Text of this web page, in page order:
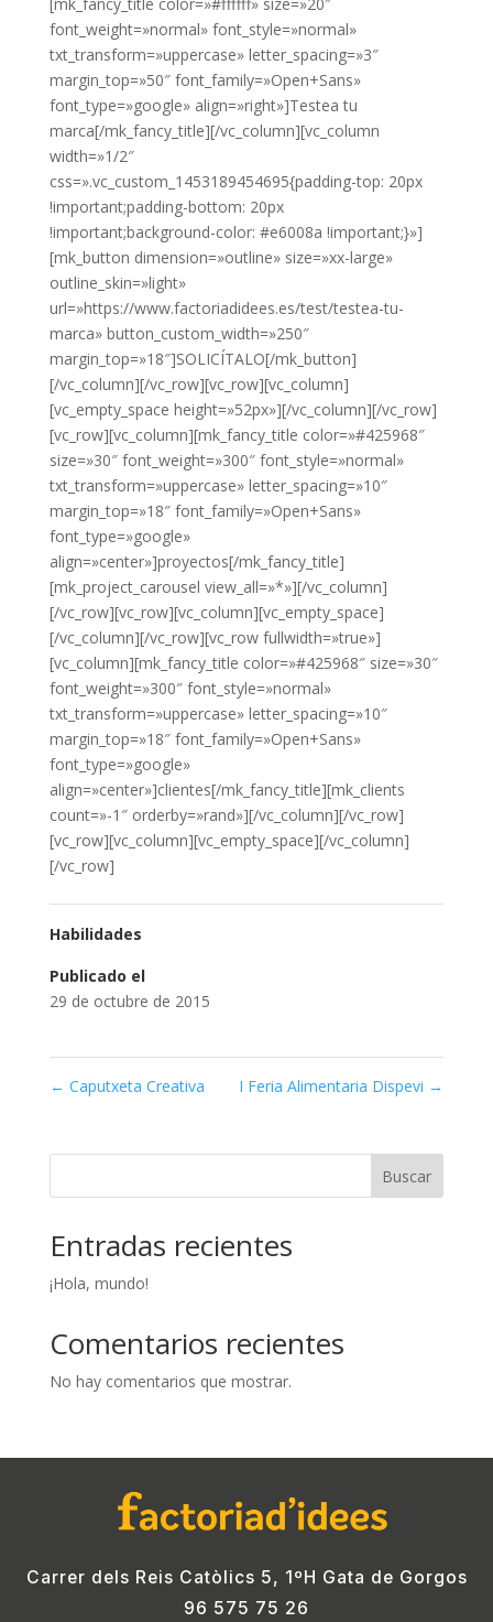
font_weight=»normal» font_style=»normal»
txt_transform=»uppercase» letter_spacing=»3″
margin_top=»50″ font_family=»Open+Sans»
font_type=»google» align=»right»]Testea tu
marca[/mk_fancy_title][/vc_column][vc_column
width=»1/2″
css=».vc_custom_1453189454695{padding-top: 20px
!important;padding-bottom: 20px
!important;background-color: #e6008a !important;}»]
[mk_button dimension=»outline» size=»xx-large»
outline_skin=»light»
url=»https://www.factoriadidees.es/test/testea-tu-
marca» button_custom_width=»250″
margin_top=»18″]SOLICÍTALO[/mk_button]
[/vc_column][/vc_row][vc_row][vc_column]
[vc_empty_space height=»52px»][/vc_column][/vc_row]
[vc_row][vc_column][mk_fancy_title color=»#425968″
size=»30″ font_weight=»300″ font_style=»normal»
txt_transform=»uppercase» letter_spacing=»10″
margin_top=»18″ font_family=»Open+Sans»
font_type=»google»
align=»center»]proyectos[/mk_fancy_title]
[mk_project_carousel view_all=»*»][/vc_column]
[/vc_row][vc_row][vc_column][vc_empty_space]
[/vc_column][/vc_row][vc_row fullwidth=»true»]
[vc_column][mk_fancy_title color=»#425968″ size=»30″
font_weight=»300″ font_style=»normal»
txt_transform=»uppercase» letter_spacing=»10″
margin_top=»18″ font_family=»Open+Sans»
font_type=»google»
align=»center»]clientes[/mk_fancy_title][mk_clients
count=»-1″ orderby=»rand»][/vc_column][/vc_row]
[vc_row][vc_column][vc_empty_space][/vc_column]
[/vc_row]
Habilidades
Publicado el
29 de octubre de 2015
← Caputxeta Creativa I Feria Alimentaria Dispevi →
Buscar
Entradas recientes
¡Hola, mundo!
Comentarios recientes
No hay comentarios que mostrar.
Carrer dels Reis Catòlics 5, 1ºH Gata de Gorgos
96 575 75 26